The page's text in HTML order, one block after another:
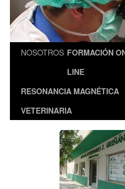
NOSOTROS FORMACIÓN
LINE
RESONANCIA MAGNÉTICA
VETERINARIA